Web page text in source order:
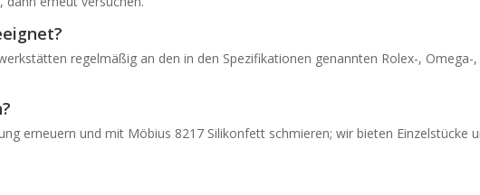
regelmäßig an den in den Spezifikationen genannten Rolex-,
erneuern und mit Möbius 8217 Silikonfett schmieren; wir bieten Einzelstücke